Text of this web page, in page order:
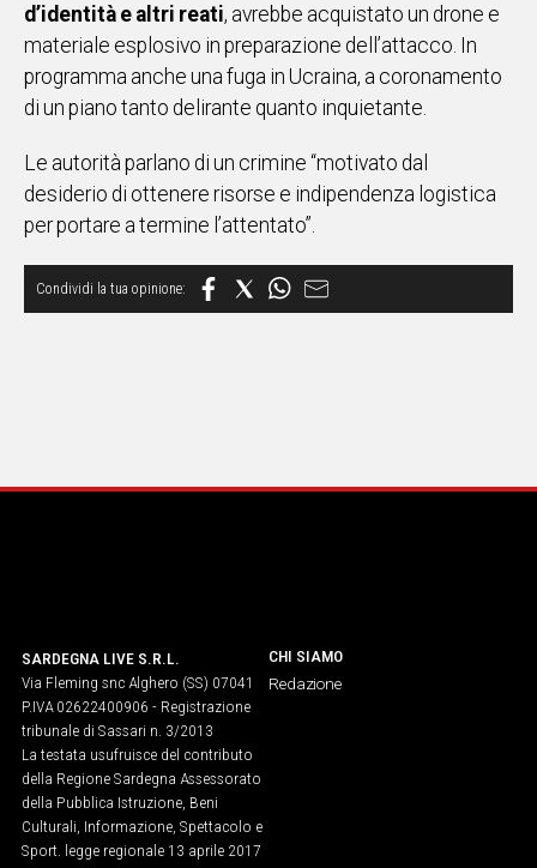
d’identità e altri reati, avrebbe acquistato un drone e
materiale esplosivo in preparazione dell’attacco. In
programma anche una fuga in Ucraina, a coronamento
di un piano tanto delirante quanto inquietante.
Le autorità parlano di un crimine “motivato dal
desiderio di ottenere risorse e indipendenza logistica
per portare a termine l’attentato”.
SARDEGNA LIVE S.R.L.
Via Fleming snc Alghero (SS) 07041
P.IVA 02622400906 - Registrazione
tribunale di Sassari n. 3/2013
La testata usufruisce del contributo
della Regione Sardegna Assessorato
della Pubblica Istruzione, Beni
Culturali, Informazione, Spettacolo e
Sport. legge regionale 13 aprile 2017
CHI SIAMO
Redazione